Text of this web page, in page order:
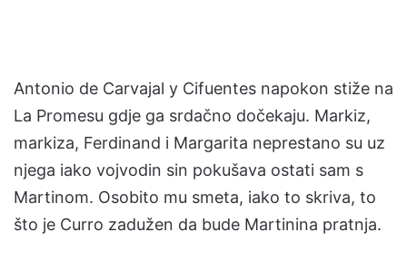
Antonio de Carvajal y Cifuentes napokon stiže na
La Promesu gdje ga srdačno dočekaju. Markiz,
markiza, Ferdinand i Margarita neprestano su uz
njega iako vojvodin sin pokušava ostati sam s
Martinom. Osobito mu smeta, iako to skriva, to
što je Curro zadužen da bude Martinina pratnja.